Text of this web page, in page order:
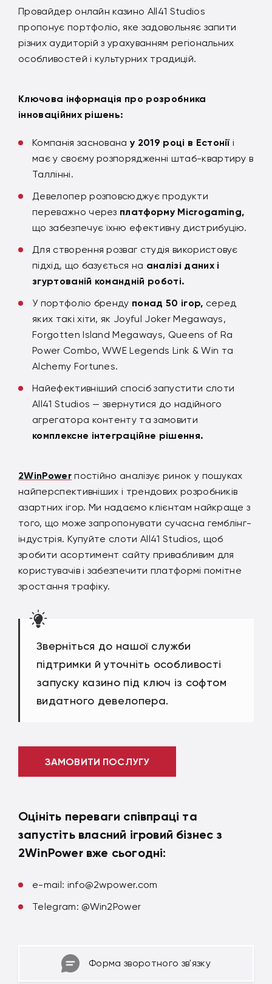
Провайдер онлайн казино All41 Studios
пропонує портфоліо, яке задовольняє запити
різних аудиторій з урахуванням регіональних
особливостей і культурних традицій.
Ключова інформація про розробника
інноваційних рішень:
Компанія заснованау 2019 році в Естонії і
має у своєму розпорядженні штаб-квартиру в
Таллінні.
Девелопер розповсюджує продукти
переважно через платформу Microgaming,
що забезпечує їхню ефективну дистрибуцію.
Для створення розваг студія використовує
підхід, що базується на аналізі даних і
згуртованій командній роботі.
У портфоліо бренду понад 50 ігор, серед
яких такі хіти, як Joyful Joker Megaways,
Forgotten Island Megaways, Queens of Ra
Power Combo, WWE Legends Link & Win та
Alchemy Fortunes.
Найефективніший спосіб запустити слоти
All41 Studios — звернутися до надійного
агрегатора контенту та замовити
комплексне інтеграційне рішення.
2WinPowerпостійно аналізує ринок у пошуках
найперспективніших і трендових розробників
азартних ігор. Ми надаємо клієнтам найкраще з
того, що може запропонувати сучасна гемблінг-
індустрія. Купуйте слоти All41 Studios, щоб
зробити асортимент сайту привабливим для
користувачів і забезпечити платформі помітне
зростання трафіку.
Зверніться до нашої служби
підтримки й уточніть особливості
запуску казино під ключ із софтом
видатного девелопера.
ЗАМОВИТИ ПОСЛУГУ
Оцініть переваги співпраці та
запустіть власний ігровий бізнес з
2WinPower вже сьогодні:
e-mail: info@2wpower.com
Telegram: @Win2Power
Форма зворотного зв'язку